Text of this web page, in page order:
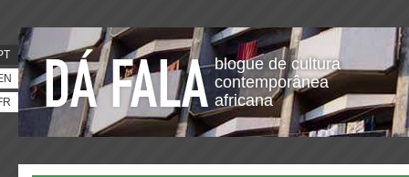
blogue de cultura
contemporânea
africana